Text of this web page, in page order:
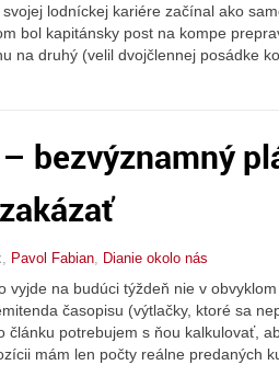
lodníckej kariére začínal ako
bol kapitánsky post na kompe
na druhý (velil dvojčlennej posádke
bezvýznamný
Pavol Fabian, Dianie okolo nás
vyjde na budúci týždeň nie v
časopisu (výtlačky, ktoré sa
článku potrebujem s ňou kalkulovať,
mám len počty reálne predaných